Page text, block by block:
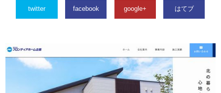
twitter facebook google+ はてブ